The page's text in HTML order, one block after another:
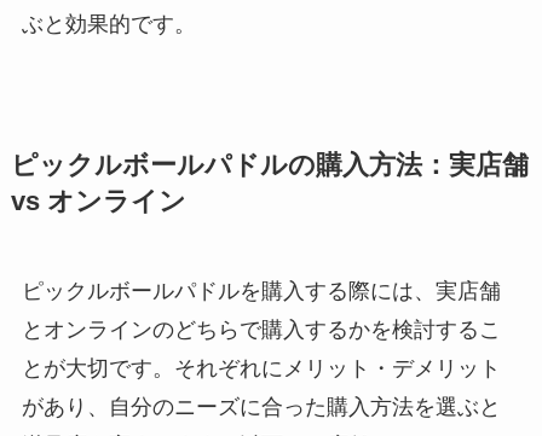
ぶと効果的です。
ピックルボールパドルの購入方法：実店舗
vs オンライン
ピックルボールパドルを購入する際には、実店舗
とオンラインのどちらで購入するかを検討するこ
とが大切です。それぞれにメリット・デメリット
があり、自分のニーズに合った購入方法を選ぶと